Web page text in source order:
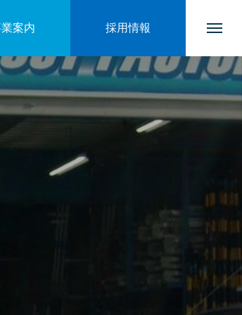
案内 採用情報
トップページ